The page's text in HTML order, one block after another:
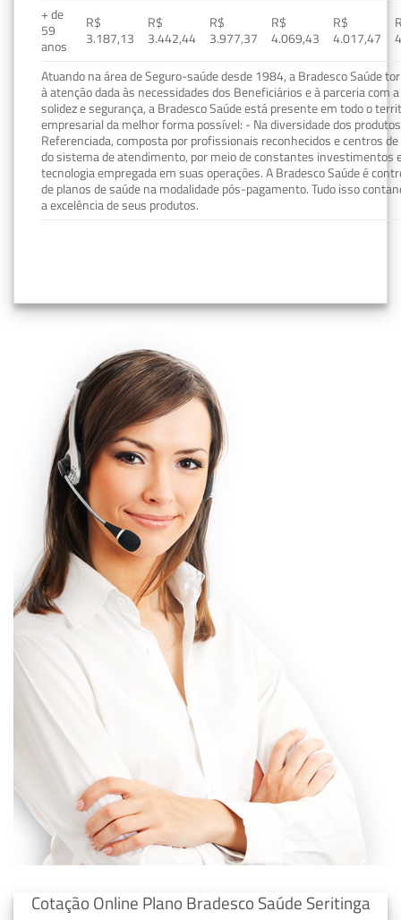
+ de
59
anos
R$
3.187,13
R$
3.442,44
R$
3.977,37
R$
4.069,43
R$
4.017,47
Atuando na área de Seguro-saúde desde 1984, a Bradesco Saúde
à atenção dada às necessidades dos Beneficiários e à parceria com
solidez e segurança, a Bradesco Saúde está presente em todo o
empresarial da melhor forma possível: - Na diversidade dos
Referenciada, composta por profissionais reconhecidos e centros
do sistema de atendimento, por meio de constantes investimentos
tecnologia empregada em suas operações. A Bradesco Saúde é
de planos de saúde na modalidade pós-pagamento. Tudo isso
a excelência de seus produtos.
Cotação Online Plano Bradesco Saúde Seritinga